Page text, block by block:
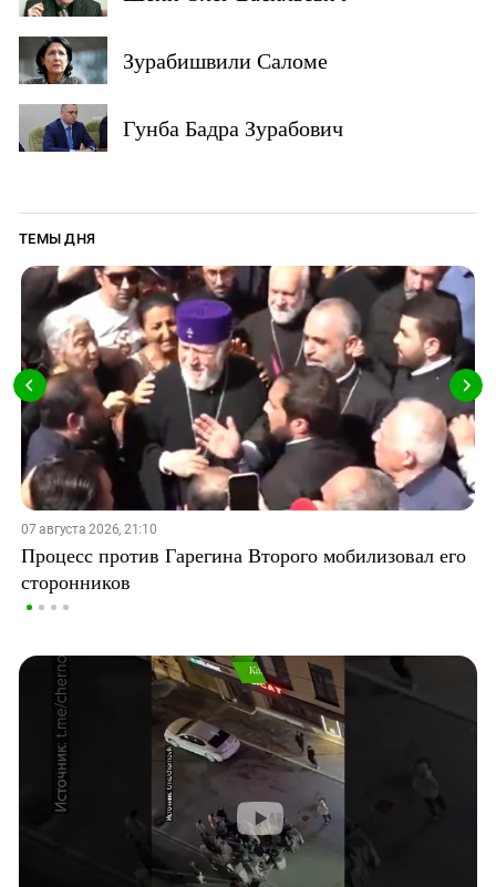
Зурабишвили Саломе
Гунба Бадра Зурабович
ТЕМЫ ДНЯ
07 августа 2026, 21:10
Процесс против Гарегина Второго мобилизовал его
сторонников